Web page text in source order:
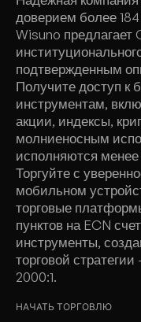
доверием более
Wisuno предлагает
подтвержденным
Получите доступ к
инструментам,
акции, индексы,
молниеносным
исполняются менее
Торгуйте с
мобильном
торговые
пунктов на ECN
инструменты,
торговой
2000:1.
НАЧАТЬ ТОРГОВЛЮ